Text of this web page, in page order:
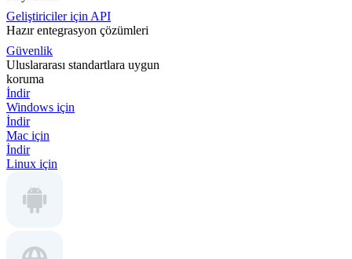
Geliştiriciler için API
Hazır entegrasyon çözümleri
Güvenlik
Uluslararası standartlara uygun
koruma
İndir
Windows için
İndir
Mac için
İndir
Linux için